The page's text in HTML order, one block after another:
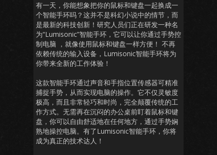
有一天，你能想象把你的鼠标和键盘一起换成一
个智能手环吗？这并不是科幻小说中的情节，而
是最新的科技创新！研究人员们正在研发一种名
为“Lumisonic”智能手环，它可以让你通过手势控
制电脑 ，就像使用鼠标和键盘一样方便！ 不再
依赖传统的输入设备，Lumisonic智能手环将为
你带来全新的工作体验！
这款智能手环通过声音和手指位置传感器可精准
捕捉手势，从而实现电脑的操作。它不仅灵敏度
极高，而且非常轻巧和时尚，完全颠覆传统的工
作方式。无需再在沉闷的办公桌前盯着鼠标和键
盘，你可以自由舒适地在任何地方，通过手势娴
熟地操控电脑。有了Lumisonic智能手环，你将
成为真正的技术达人！